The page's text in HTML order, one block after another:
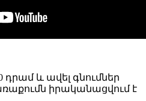
դրամ և ավել գնումներ
իրականացվում է